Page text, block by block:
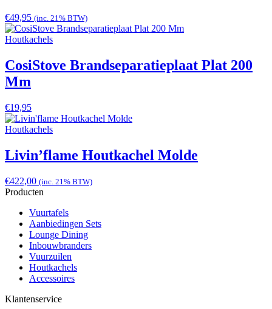
€49,95 (inc. 21% BTW)
Houtkachels
CosiStove Brandseparatieplaat Plat 200
Mm
€19,95
Houtkachels
Livin’flame Houtkachel Molde
€422,00 (inc. 21% BTW)
Producten
Vuurtafels
Aanbiedingen Sets
Lounge Dining
Inbouwbranders
Vuurzuilen
Houtkachels
Accessoires
Klantenservice